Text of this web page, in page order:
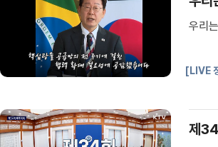
우리
[LIVE
제